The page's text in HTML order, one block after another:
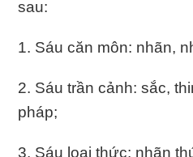
sau:
1. Sáu căn môn: nhãn,
2. Sáu trần cảnh: sắc,
pháp;
3. Sáu loại thức: nhãn